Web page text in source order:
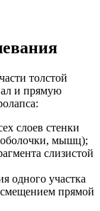
толстой
и прямую
слоев стенки
оболочки, мышц);
слизистой
одного участка
прямой